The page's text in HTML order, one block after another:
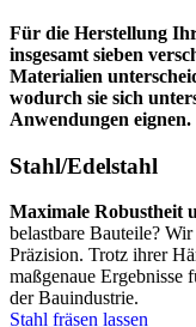
Für die Herstellung
insgesamt sieben
Materialien
wodurch sie sich
Anwendungen eignen.
Stahl/Edelstahl
Maximale Robustheit
belastbare Bauteile?
Präzision. Trotz ihrer
maßgenaue
der Bauindustrie.
Stahl fräsen lassen